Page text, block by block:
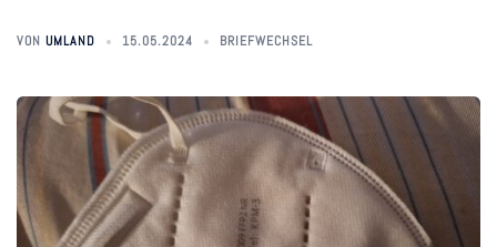
VON UMLAND 15.05.2024 BRIEFWECHSEL